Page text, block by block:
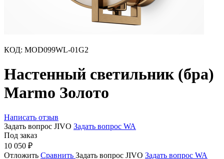
КОД: MOD099WL-01G2
Настенный светильник (бра)
Marmo Золото
Написать отзыв
Задать вопрос JIVO Задать вопрос WA
Под заказ
10 050 ₽
Отложить Сравнить Задать вопрос JIVO Задать вопрос WA